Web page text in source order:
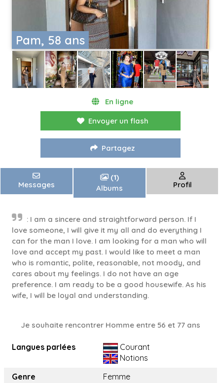
Pam, 58 ans
En ligne
Envoyer un flash
Partagez
Messages
(1)
Albums
Profil
: I am a sincere and straightforward person. If I
love someone, I will give it my all and do everything I
can for the man I love. I am looking for a man who will
love and accept my past. I would like to meet a man
who is romantic, polite, reasonable, not moody, and
cares about my feelings. I do not have an age
preference. I am ready to be a good housewife. As his
wife, I will be loyal and understanding.
Je souhaite rencontrer Homme entre 56 et 77 ans
Langues parlées
Courant
Notions
Genre
Femme